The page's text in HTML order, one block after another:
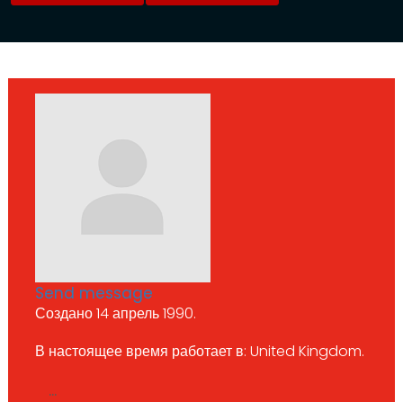
Send message
Создано 14 апрель 1990.
В настоящее время работает в: United Kingdom.
...